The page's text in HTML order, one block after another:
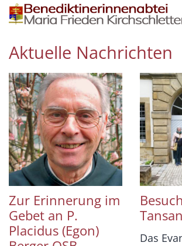
Zum Inhalt springen
Aktuelle Nachrichten
Zur Erinnerung im
Gebet an P.
Placidus (Egon)
Das